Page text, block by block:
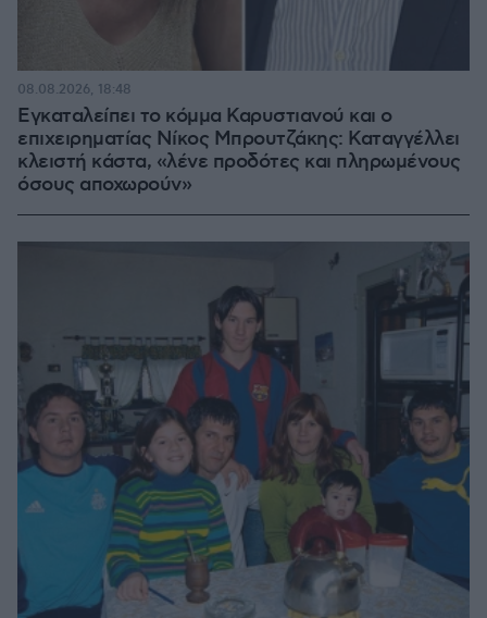
Εγκαταλείπει το κόμμα Καρυστιανού και ο
επιχειρηματίας Νίκος Μπρουτζάκης: Καταγγέλλει
κλειστή κάστα, «λένε προδότες και πληρωμένους
όσους αποχωρούν»
08.08.2026, 18:48